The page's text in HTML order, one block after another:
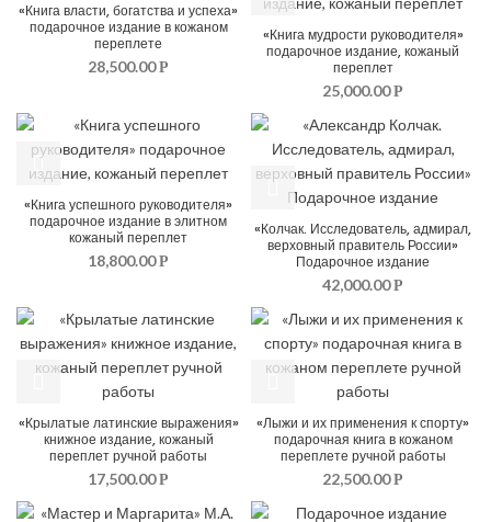
«Книга власти, богатства и успеха»
подарочное издание в кожаном
переплете
28,500.00Р
«Книга мудрости руководителя»
подарочное издание, кожаный
переплет
25,000.00Р
«Книга успешного руководителя»
подарочное издание в элитном
кожаный переплет
18,800.00Р
«Колчак. Исследователь, адмирал,
верховный правитель России»
Подарочное издание
42,000.00Р
«Крылатые латинские выражения»
книжное издание, кожаный
переплет ручной работы
17,500.00Р
«Лыжи и их применения к спорту»
подарочная книга в кожаном
переплете ручной работы
22,500.00Р